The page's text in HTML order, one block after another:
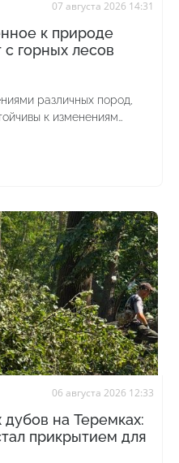
07 августа 2026 14:31
к природе
с горных лесов
различных пород,
к изменениям
06 августа 2026 12:33
на Теремках:
прикрытием для